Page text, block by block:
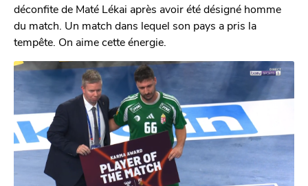
déconfite de Maté Lékai après avoir été désigné homme
du match. Un match dans lequel son pays a pris la
tempête. On aime cette énergie.